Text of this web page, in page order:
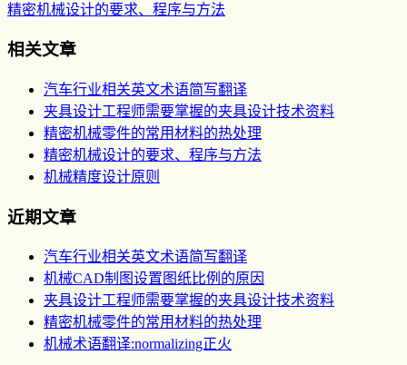
精密机械设计的要求、程序与方法
相关文章
汽车行业相关英文术语简写翻译
夹具设计工程师需要掌握的夹具设计技术资料
精密机械零件的常用材料的热处理
精密机械设计的要求、程序与方法
机械精度设计原则
近期文章
汽车行业相关英文术语简写翻译
机械CAD制图设置图纸比例的原因
夹具设计工程师需要掌握的夹具设计技术资料
精密机械零件的常用材料的热处理
机械术语翻译:normalizing正火